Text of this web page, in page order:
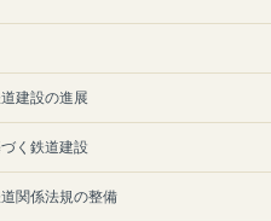
建設の進展
く鉄道建設
関係法規の整備